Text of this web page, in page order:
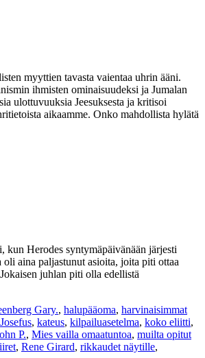
myyttien tavasta vaientaa uhrin ääni.
ihmisten ominaisuudeksi ja Jumalan
ulottuvuuksia Jeesuksesta ja kritisoi
aikaamme. Onko mahdollista hylätä
Herodes syntymäpäivänään järjesti
aina paljastunut asioita, joita piti ottaa
juhlan piti olla edellistä
Gary., halupääoma, harvinaisimmat
Josefus, kateus, kilpailuasetelma, koko eliitti,
P., Mies vailla omaatuntoa, muilta opitut
, Rene Girard, rikkaudet näytille,